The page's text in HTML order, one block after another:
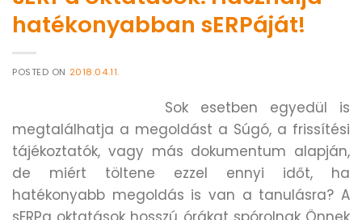
hatékonyabban sERPáját!
POSTED ON 2018.04.11.
Sok esetben egyedül is
megtalálhatja a megoldást a Súgó, a frissítési
tájékoztatók, vagy más dokumentum alapján,
de miért töltene ezzel ennyi időt, ha
hatékonyabb megoldás is van a tanulásra? A